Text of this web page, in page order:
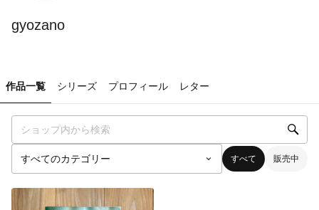
gyozano
作品一覧 シリーズ プロフィール レター
すべて 販売中